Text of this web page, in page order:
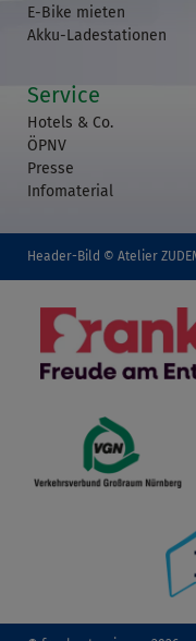
E-Bike mieten
Akku-Ladestationen
Service
Hotels & Co.
ÖPNV
Presse
Infomaterial
Header-Bild © Atelier